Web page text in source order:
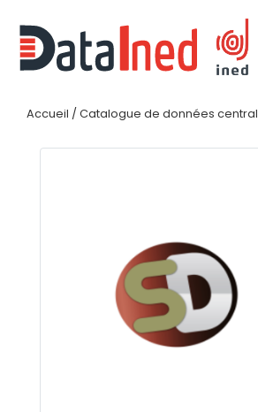
Accueil / Catalogue de données central